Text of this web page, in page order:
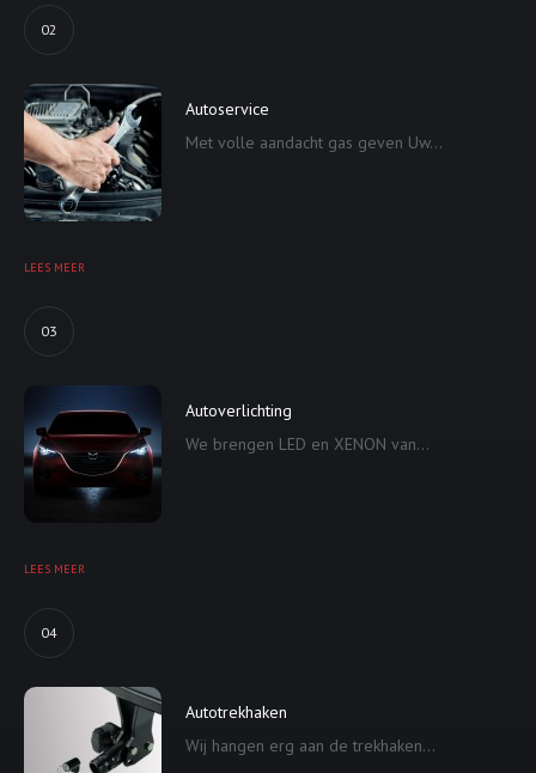
02
Autoservice
Met volle aandacht gas geven Uw...
LEES MEER
03
Autoverlichting
We brengen LED en XENON van...
LEES MEER
04
Autotrekhaken
Wij hangen erg aan de trekhaken...